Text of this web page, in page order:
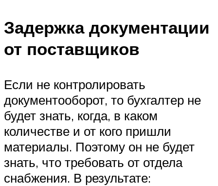
Задержка документации
от поставщиков
Если не контролировать
документооборот, то бухгалтер не
будет знать, когда, в каком
количестве и от кого пришли
материалы. Поэтому он не будет
знать, что требовать от отдела
снабжения. В результате: